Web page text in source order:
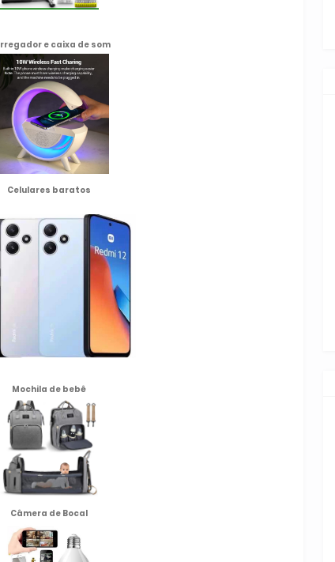
e caixa de som
Celulares baratos
Mochila de bebê
Câmera de Bocal